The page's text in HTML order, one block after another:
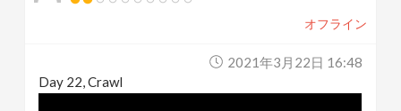
オフライン
2021年3月22日 16:48
Day 22, Crawl